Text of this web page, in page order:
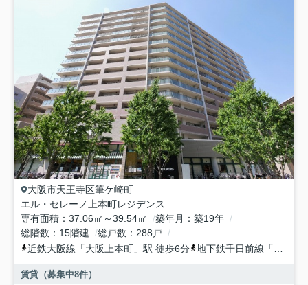
大阪市天王寺区筆ケ崎町
エル・セレーノ上本町レジデンス
専有面積
37.06㎡～39.54㎡ 築年月
築19年
総階数
15階建 総戸数
288戸
近鉄大阪線 「大阪上本町 」駅 徒歩6分 地下鉄千日前線 「
賃貸（募集中8件）